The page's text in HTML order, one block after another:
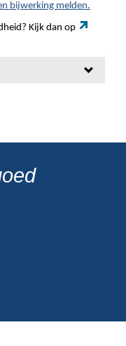
bijwerking melden.
Kijk dan op